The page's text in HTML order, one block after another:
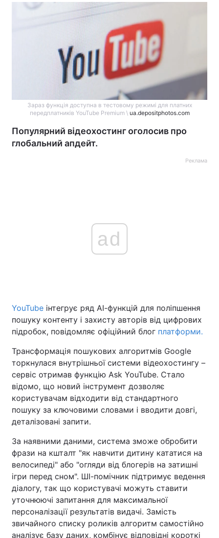
Зараз функція доступна в тестовому режимі для платних
передплатників YouTube Premium \ ua.depositphotos.com
Популярний відеохостинг оголосив про
глобальний апдейт.
Реклама
ad
YouTube інтегрує ряд АІ-функцій для поліпшення
пошуку контенту і захисту авторів від цифрових
підробок, повідомляє офіційний блог платформи.
Трансформація пошукових алгоритмів Google
торкнулася внутрішньої системи відеохостингу –
сервіс отримав функцію Ask YouTube. Стало
відомо, що новий інструмент дозволяє
користувачам відходити від стандартного
пошуку за ключовими словами і вводити довгі,
деталізовані запити.
За наявними даними, система зможе обробити
фрази на кшталт "як навчити дитину кататися на
велосипеді" або "огляди від блогерів на затишні
ігри перед сном". ШІ-помічник підтримує ведення
діалогу, так що користувачі можуть ставити
уточнюючі запитання для максимальної
персоналізації результатів видачі. Замість
звичайного списку роликів алгоритм самостійно
аналізує базу даних, комбінує відповідні короткі